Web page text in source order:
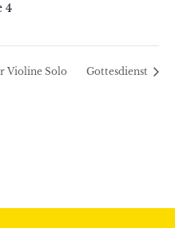
4
Violine Solo Gottesdienst